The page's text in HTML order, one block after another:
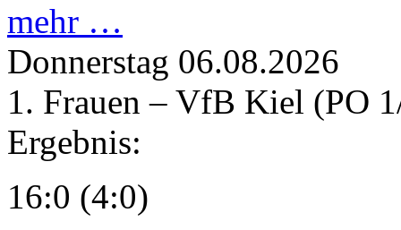
mehr …
Donnerstag 06.08.2026
1. Frauen – VfB Kiel (PO
Ergebnis:
16:0 (4:0)